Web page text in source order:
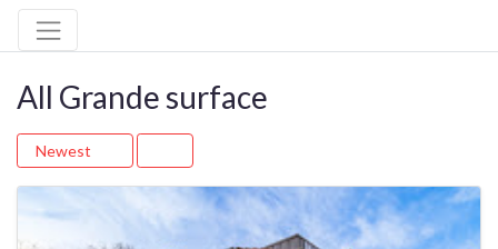
All Grande surface
Newest